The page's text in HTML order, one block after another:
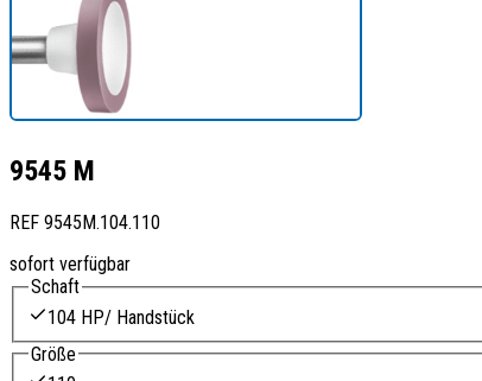
9545 M
REF 9545M.104.110
sofort verfügbar
Schaft
104 HP/ Handstück
Größe